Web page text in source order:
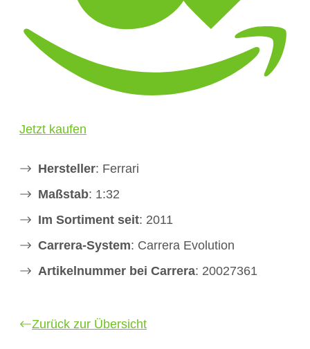
Jetzt kaufen
Hersteller: Ferrari
Maßstab: 1:32
Im Sortiment seit: 2011
Carrera-System: Carrera Evolution
Artikelnummer bei Carrera: 20027361
Zurück zur Übersicht